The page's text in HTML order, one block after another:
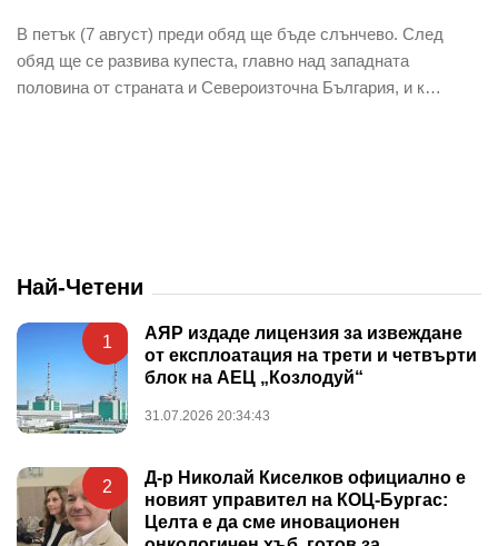
В петък (7 август) преди обяд ще бъде слънчево. След
обяд ще се развива купеста, главно над западната
половина от страната и Североизточна България, и к…
Най-Четени
1
АЯР издаде лицензия за извеждане
от експлоатация на трети и четвърти
блок на АЕЦ „Козлодуй“
31.07.2026 20:34:43
2
Д-р Николай Киселков официално е
новият управител на КОЦ-Бургас:
Целта е да сме иновационен